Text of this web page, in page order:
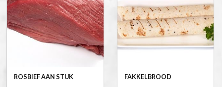
ROSBIEF AAN STUK FAKKELBROOD